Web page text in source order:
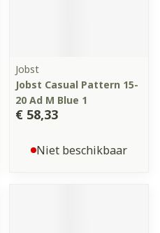
Jobst
Jobst Casual Pattern 15-
20 Ad M Blue 1
€ 58,33
Niet beschikbaar